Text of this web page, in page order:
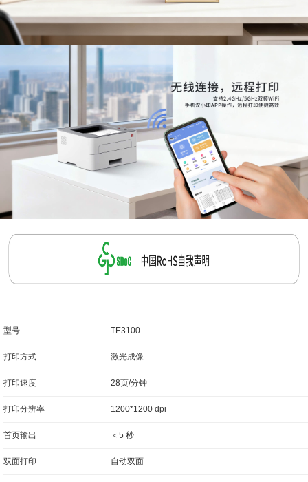
型号 TE3100
打印方式 激光成像
打印速度 28页/分钟
打印分辨率 1200*1200 dpi
首页输出 ＜5 秒
双面打印 自动双面